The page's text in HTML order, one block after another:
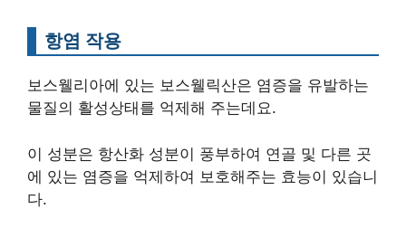
항염 작용
보스웰리아에 있는 보스웰릭산은 염증을 유발하는
물질의 활성상태를 억제해 주는데요.
이 성분은 항산화 성분이 풍부하여 연골 및 다른 곳
에 있는 염증을 억제하여 보호해주는 효능이 있습니
다.